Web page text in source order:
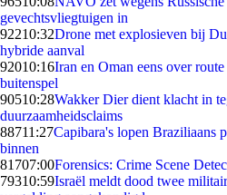
gevechtsvliegtuigen in
92210:32Drone met explosieven bij
hybride aanval
92010:16Iran en Oman eens over
buitenspel
90510:28Wakker Dier dient klacht in
duurzaamheidsclaims
88711:27Capibara's lopen Braziliaans
binnen
81707:00Forensics: Crime Scene
79310:59Israël meldt dood twee